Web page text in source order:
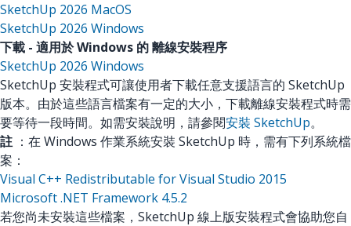
SketchUp 2026 MacOS
SketchUp 2026 Windows
下載 - 適用於 Windows 的 離線安裝程序
SketchUp 2026 Windows
SketchUp 安裝程式可讓使用者下載任意支援語言的 SketchUp
版本。由於這些語言檔案有一定的大小，下載離線安裝程式時需
要等待一段時間。如需安裝說明，請參閱安裝 SketchUp。
註 ：在 Windows 作業系統安裝 SketchUp 時，需有下列系統檔
案：
Visual C++ Redistributable for Visual Studio 2015
Microsoft .NET Framework 4.5.2
若您尚未安裝這些檔案，SketchUp 線上版安裝程式會協助您自